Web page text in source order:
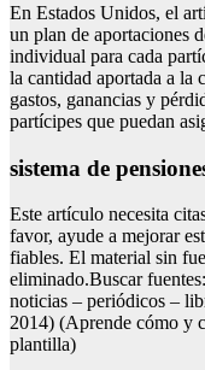
En Estados Unidos, el
un plan de aportaciones
individual para cada
la cantidad aportada a la
gastos, ganancias y
partícipes que puedan
sistema de
Este artículo necesita
favor, ayude a mejorar
fiables. El material sin
eliminado.Buscar
noticias – periódicos –
2014) (Aprende cómo y
plantilla)